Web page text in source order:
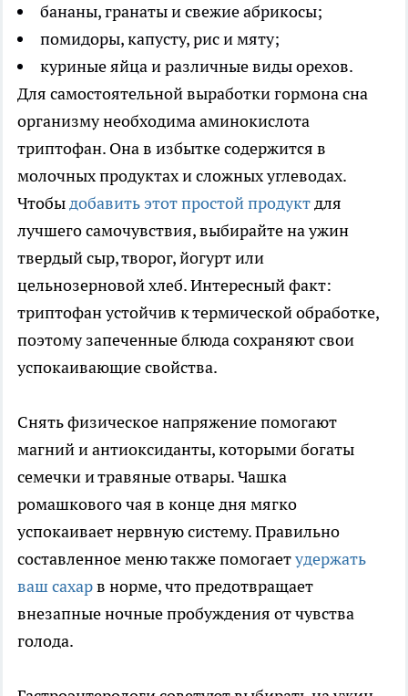
бананы, гранаты и свежие абрикосы;
помидоры, капусту, рис и мяту;
куриные яйца и различные виды орехов.
Для самостоятельной выработки гормона сна
организму необходима аминокислота
триптофан. Она в избытке содержится в
молочных продуктах и сложных углеводах.
Чтобыдобавить этот простой продуктдля
лучшего самочувствия, выбирайте на ужин
твердый сыр, творог, йогурт или
цельнозерновой хлеб. Интересный факт:
триптофан устойчив к термической обработке,
поэтому запеченные блюда сохраняют свои
успокаивающие свойства.
Снять физическое напряжение помогают
магний и антиоксиданты, которыми богаты
семечки и травяные отвары. Чашка
ромашкового чая в конце дня мягко
успокаивает нервную систему. Правильно
составленное меню также помогаетудержать
ваш сахарв норме, что предотвращает
внезапные ночные пробуждения от чувства
голода.